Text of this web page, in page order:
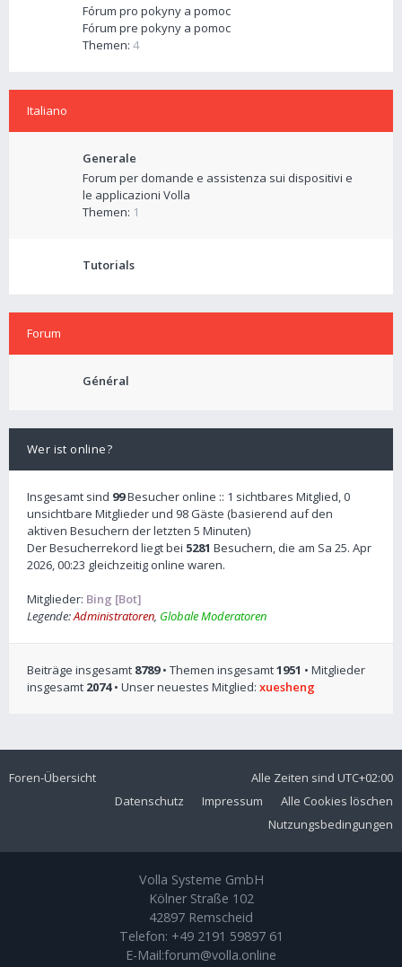
Fórum pro pokyny a pomoc
Fórum pre pokyny a pomoc
Themen: 4
Italiano
Generale
Forum per domande e assistenza sui dispositivi e
le applicazioni Volla
Themen: 1
Tutorials
Forum
Général
Wer ist online?
Insgesamt sind 99Besucher online :: 1 sichtbares Mitglied, 0
unsichtbare Mitglieder und 98 Gäste (basierend auf den
aktiven Besuchern der letzten 5 Minuten)
Der Besucherrekord liegt bei 5281 Besuchern, die am Sa 25. Apr
2026, 00:23 gleichzeitig online waren.
Mitglieder: Bing [Bot]
Legende:Administratoren, Globale Moderatoren
Beiträge insgesamt 8789• Themen insgesamt1951 • Mitglieder
insgesamt 2074• Unser neuestes Mitglied: xuesheng
Foren-Übersicht Alle Zeiten sind UTC+02:00
Alle Cookies löschen
Impressum
Datenschutz
Nutzungsbedingungen
Volla Systeme GmbH
Kölner Straße 102
42897 Remscheid
Telefon: +49 2191 59897 61
E-Mail:forum@volla.online